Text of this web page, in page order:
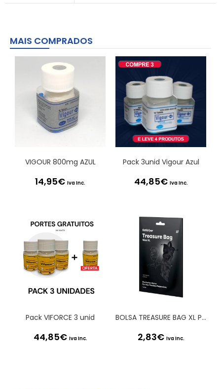
MAIS COMPRADOS
VIGOUR 800mg AZUL
14,95€ Iva Inc.
Pack 3unid Vigour Azul
44,85€ Iva Inc.
Pack VIFORCE 3 unid
44,85€ Iva Inc.
BOLSA TREASURE BAG XL PRETA SATISFYER
2,83€ Iva Inc.